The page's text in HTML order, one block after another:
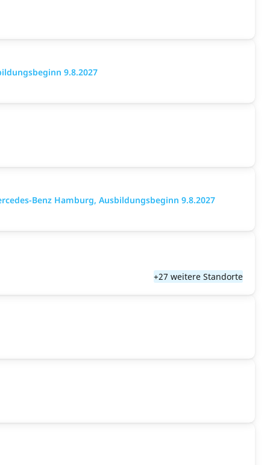
9.8.2027
Benz Hamburg, Ausbildungsbeginn 9.8.2027
+27 weitere Standorte